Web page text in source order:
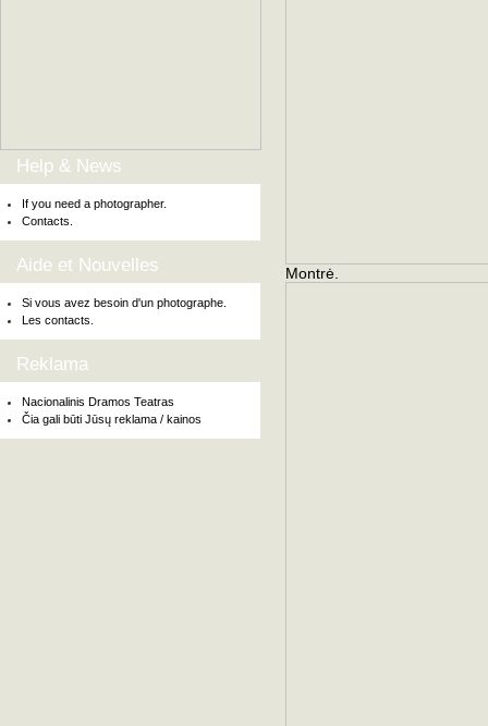
Help & News
If you need a photographer.
Contacts.
Aide et Nouvelles
Si vous avez besoin d'un photographe.
Les contacts.
Reklama
Nacionalinis Dramos Teatras
Čia gali būti Jūsų reklama / kainos
Montrė.